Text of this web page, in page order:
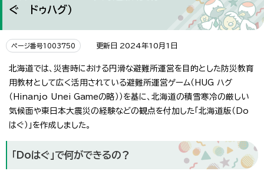
ぐ ドゥハグ）
ページ番号1003750 更新日 2024年10月1日
北海道では、災害時における円滑な避難所運営を目的とした防災教育
用教材として広く活用されている避難所運営ゲーム（HUG ハグ
（Hinanjo Unei Gameの略））を基に、北海道の積雪寒冷の厳しい
気候面や東日本大震災の経験などの観点を付加した「北海道版（Do
はぐ）」を作成しました。
「Doはぐ」で何ができるの？